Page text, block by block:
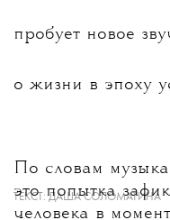
пробует новое
о жизни в эпоху
По словам
это попытка
человека в
ТЕКСТ:ДАША СОЛОМАТИНА